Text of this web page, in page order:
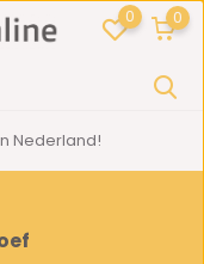
0 0
Nederland!